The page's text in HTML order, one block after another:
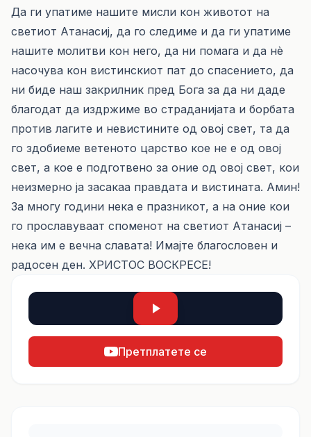
Да ги упатиме нашите мисли кон животот на
светиот Атанасиј, да го следиме и да ги упатиме
нашите молитви кон него, да ни помага и да нè
насочува кон вистинскиот пат до спасението, да
ни биде наш закрилник пред Бога за да ни даде
благодат да издржиме во страданијата и борбата
против лагите и невистините од овој свет, та да
го здобиеме ветеното царство кое не е од овој
свет, а кое е подготвено за оние од овој свет, кои
неизмерно ја засакаа правдата и вистината. Амин!
За многу години нека е празникот, а на оние кои
го прославуваат споменот на светиот Атанасиј –
нека им е вечна славата! Имајте благословен и
радосен ден. ХРИСТОС ВОСКРЕСЕ!
Претплатете се